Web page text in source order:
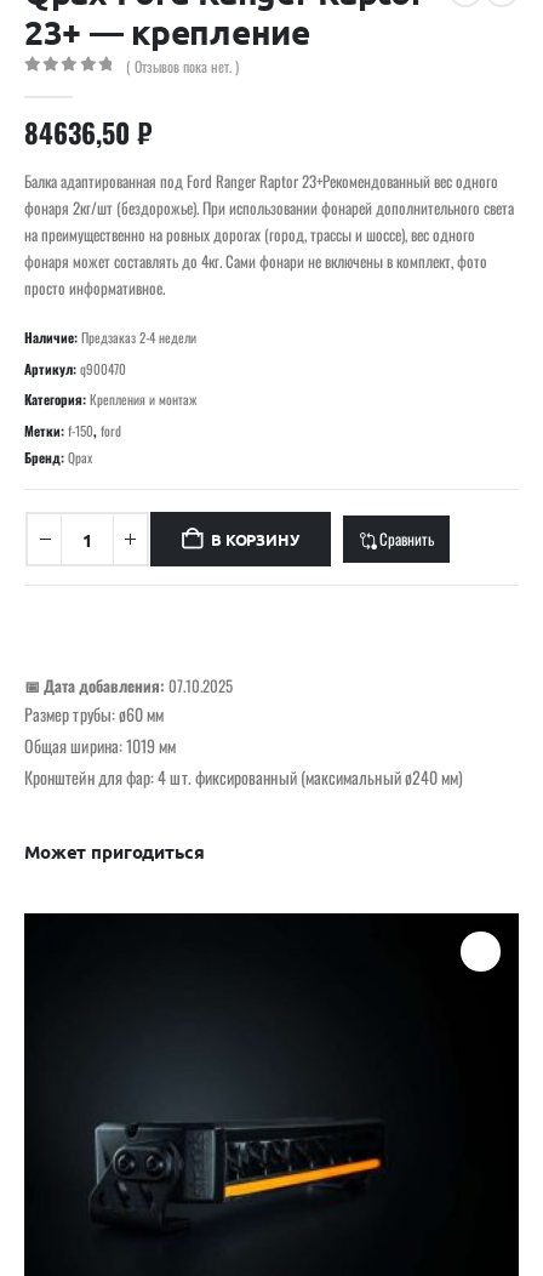
23+ — крепление
( Отзывов пока нет. )
84636,50 ₽
Балка адаптированная под Ford Ranger Raptor 23+Рекомендованный вес одного
фонаря 2кг/шт (бездорожье). При использовании фонарей дополнительного света
на преимущественно на ровных дорогах (город, трассы и шоссе), вес одного
фонаря может составлять до 4кг. Сами фонари не включены в комплект, фото
просто информативное.
Наличие:Предзаказ 2-4 недели
Артикул:q900470
Категория:Крепления и монтаж
Метки:f-150,ford
Бренд:Qpax
В КОРЗИНУ Сравнить
📅 Дата добавления: 07.10.2025
Размер трубы: ø60 мм
Общая ширина: 1019 мм
Кронштейн для фар: 4 шт. фиксированный (максимальный ø240 мм)
Может пригодиться